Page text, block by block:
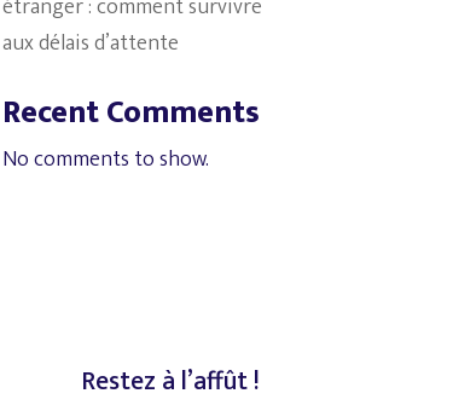
étranger : comment survivre
aux délais d’attente
Recent Comments
No comments to show.
Restez à l’affût !